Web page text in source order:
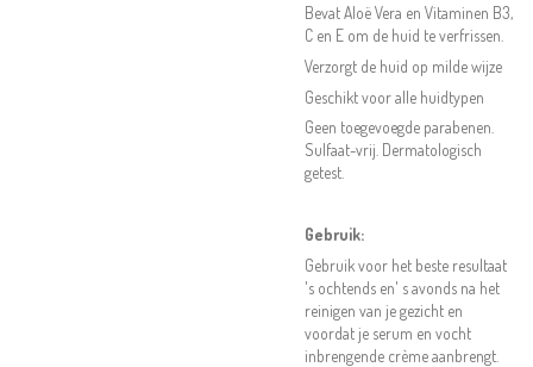
Bevat Aloë Vera en Vitaminen B3,
C en E om de huid te verfrissen.
Verzorgt de huid op milde wijze
Geschikt voor alle huidtypen
Geen toegevoegde parabenen.
Sulfaat-vrij. Dermatologisch
getest.
Gebruik:
Gebruik voor het beste resultaat
's ochtends en' s avonds na het
reinigen van je gezicht en
voordat je serum en vocht
inbrengende crème aanbrengt.